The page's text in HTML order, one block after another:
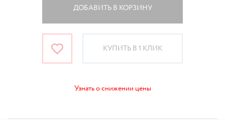
ДОБАВИТЬ В КОРЗИНУ
КУПИТЬ В 1 КЛИК
Узнать о снижении цены